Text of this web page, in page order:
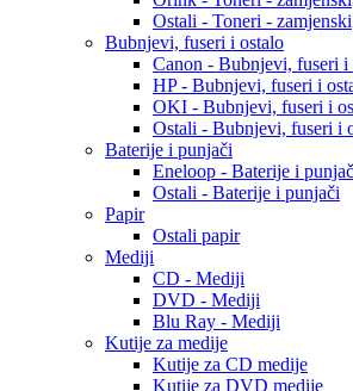
Ostali - Toneri - zamjenski
Bubnjevi, fuseri i ostalo
Canon - Bubnjevi, fuseri i
HP - Bubnjevi, fuseri i
OKI - Bubnjevi, fuseri i
Ostali - Bubnjevi, fuseri i
Baterije i punjači
Eneloop - Baterije i
Ostali - Baterije i punjači
Papir
Ostali papir
Mediji
CD - Mediji
DVD - Mediji
Blu Ray - Mediji
Kutije za medije
Kutije za CD medije
Kutije za DVD medije